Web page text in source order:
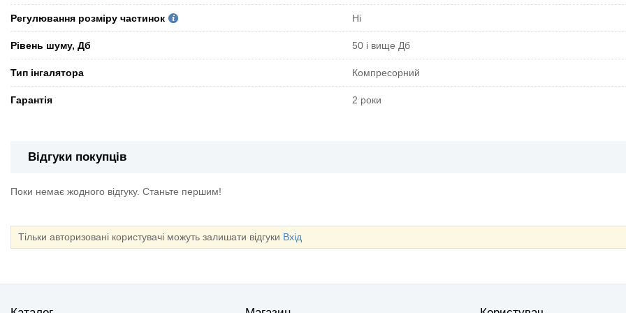
Регулювання розміру частинок Ні
Рівень шуму, Дб 50 і вище Дб
Тип інгалятора Компресорний
Гарантія 2 роки
Відгуки покупців
Поки немає жодного відгуку. Станьте першим!
Тільки авторизовані користувачі можуть залишати відгуки Вхід